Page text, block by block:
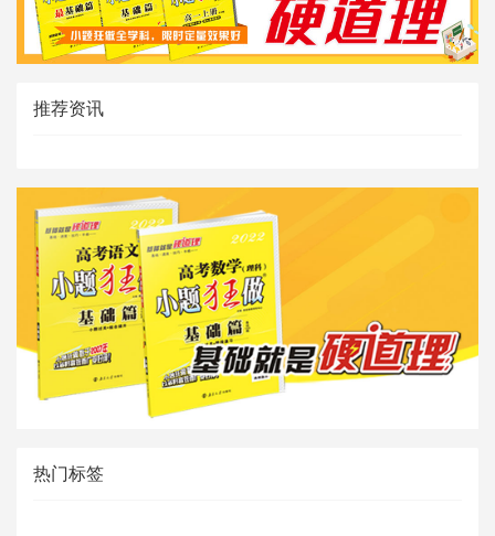
推荐资讯
热门标签